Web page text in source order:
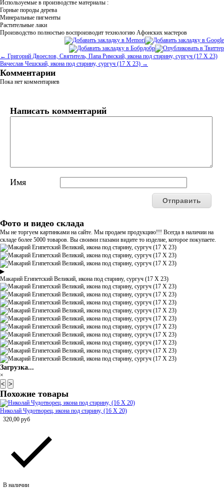
Используемые в производстве материалы :
Горные породы дерева
Минеральные пигменты
Растительные лаки
Производство полностью воспроизводит технологию Афонских мастеров
← Григорий Двоеслов, Святитель, Папа Римский, икона под старину, сургуч (17 Х 23)
Вячеслав Чешский, икона под старину, сургуч (17 Х 23) →
Комментарии
Пока нет комментариев
Написать комментарий
Имя
Фото и видео склада
Мы не торгуем картинками на сайте. Мы продаем продукцию!!! Всегда в наличии на
складе более 5000 товаров. Вы своими глазами видите то изделие, которое покупаете.
▶
Макарий Египетский Великий, икона под старину, сургуч (17 Х 23)
Загрузка...
×
< >
Похожие товары
Николай Чудотворец, икона под старину, (16 Х 20)
320,00 руб
В наличии